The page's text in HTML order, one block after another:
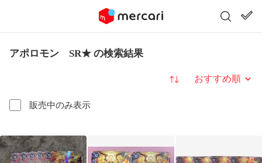
アポロモン SR★ の検索結果
販売中のみ表示
並び替え